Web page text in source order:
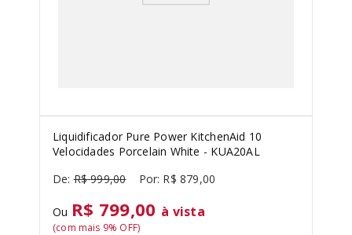
Liquidificador Pure Power KitchenAid 10
Velocidades Porcelain White - KUA20AL
R$ 999,00 R$ 879,00
Ou R$ 799,00 à vista
(com mais 9% OFF)